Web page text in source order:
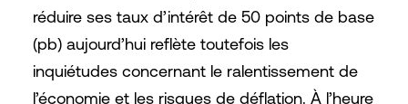
réduire ses taux d’intérêt de 50 points de base
(pb) aujourd’hui reflète toutefois les
inquiétudes concernant le ralentissement de
l’économie et les risques de déflation. À l’heure